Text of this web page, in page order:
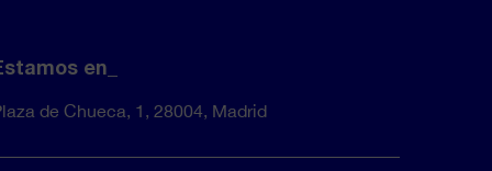
en_
de Chueca, 1, 28004, Madrid